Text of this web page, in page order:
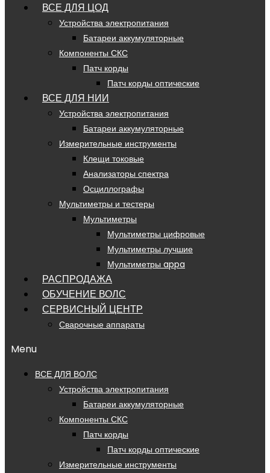
ВСЕ ДЛЯ ЦОД
Устройства электропитания
Батареи аккумуляторные
Компоненты СКС
Патч корды
Патч корды оптические
ВСЕ ДЛЯ НИИ
Устройства электропитания
Батареи аккумуляторные
Измерительные инструменты
Клещи токовые
Анализаторы спектра
Осциллографы
Мультиметры и тестеры
Мультиметры
Мультиметры цифровые
Мультиметры лучшие
Мультиметры appa
РАСПРОДАЖА
ОБУЧЕНИЕ ВОЛС
СЕРВИСНЫЙ ЦЕНТР
Сварочные аппараты
Menu
ВСЕ ДЛЯ ВОЛС
Устройства электропитания
Батареи аккумуляторные
Компоненты СКС
Патч корды
Патч корды оптические
Измерительные инструменты